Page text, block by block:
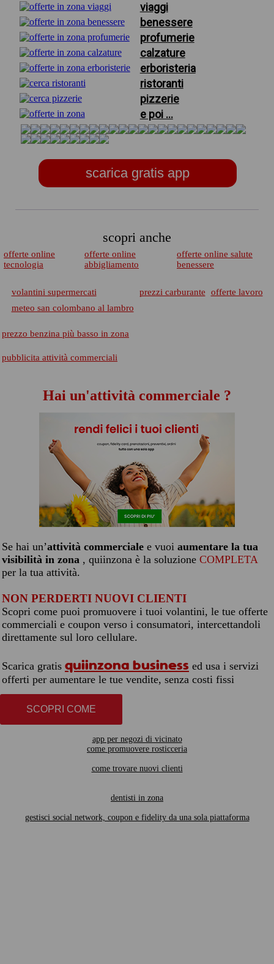
viaggi
benessere
profumerie
calzature
erboristeria
ristoranti
pizzerie
e poi ...
scarica gratis app
scopri anche
offerte online
tecnologia
offerte online
abbigliamento
offerte online salute
benessere
volantini supermercati prezzi carburante
offerte lavoro
meteo san colombano al lambro
prezzo benzina più basso in zona
pubblicita attività commerciali
Hai un'attività commerciale ?
Se hai un’attività commerciale e vuoi aumentare la tua
visibilità in zona , quiinzona è la soluzione COMPLETA
per la tua attività.
NON PERDERTI NUOVI CLIENTI
Scopri come puoi promuovere i tuoi volantini, le tue offerte
commerciali e coupon verso i consumatori, intercettandoli
direttamente sul loro cellulare.
Scarica gratis quiinzona business ed usa i servizi
offerti per aumentare le tue vendite, senza costi fissi
SCOPRI COME
app per negozi di vicinato
come promuovere rosticceria
come trovare nuovi clienti
dentisti in zona
gestisci social network, coupon e fidelity da una sola piattaforma